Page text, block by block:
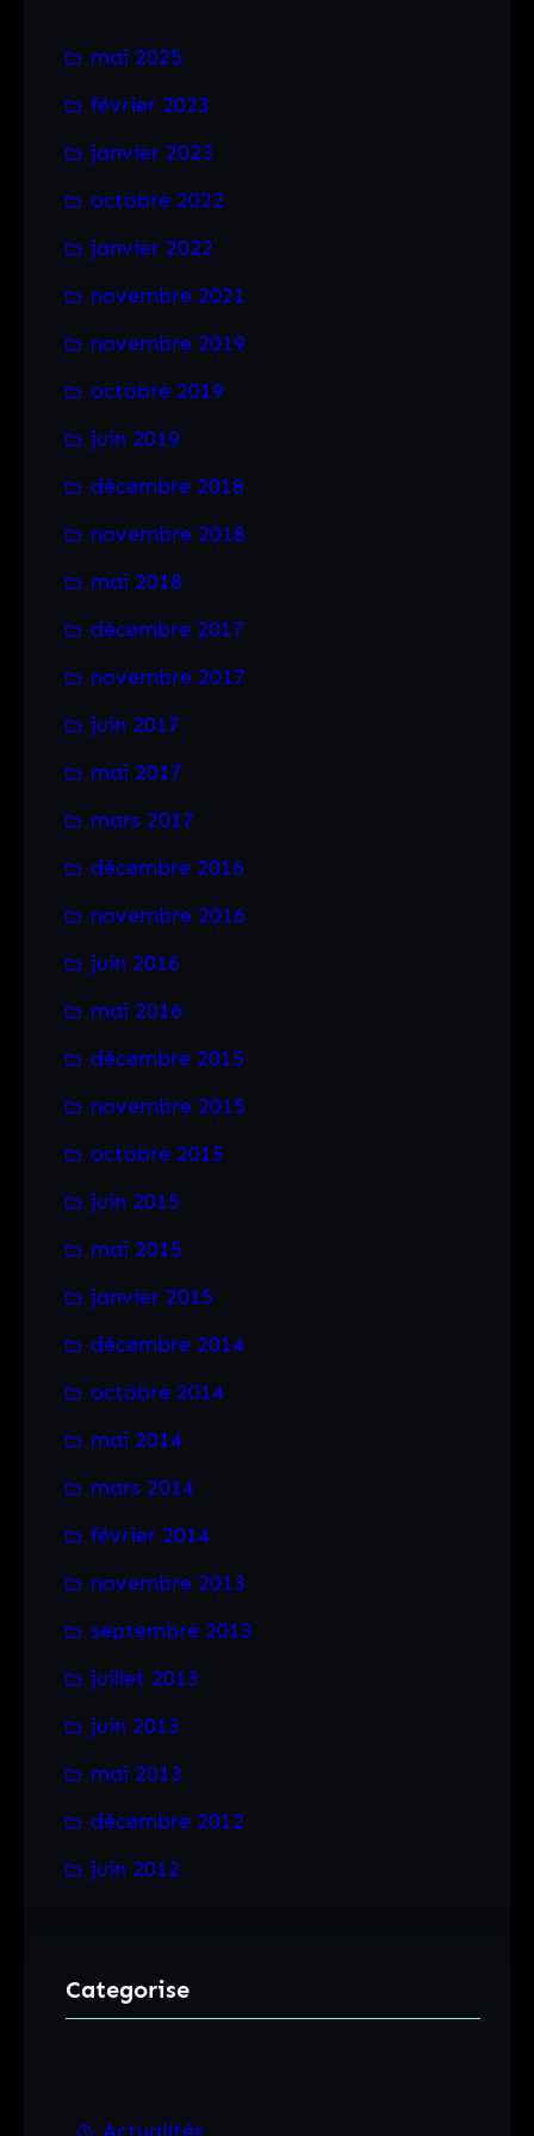
h
e
mai 2025
février 2023
janvier 2023
octobre 2022
janvier 2022
novembre 2021
novembre 2019
octobre 2019
juin 2019
décembre 2018
novembre 2018
mai 2018
décembre 2017
novembre 2017
juin 2017
mai 2017
mars 2017
décembre 2016
novembre 2016
juin 2016
mai 2016
décembre 2015
novembre 2015
octobre 2015
juin 2015
mai 2015
janvier 2015
décembre 2014
octobre 2014
mai 2014
mars 2014
février 2014
novembre 2013
septembre 2013
juillet 2013
juin 2013
mai 2013
décembre 2012
juin 2012
Categorise
Actualités